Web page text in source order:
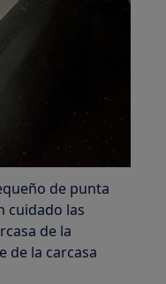
de punta
cuidado las
de la
de la carcasa